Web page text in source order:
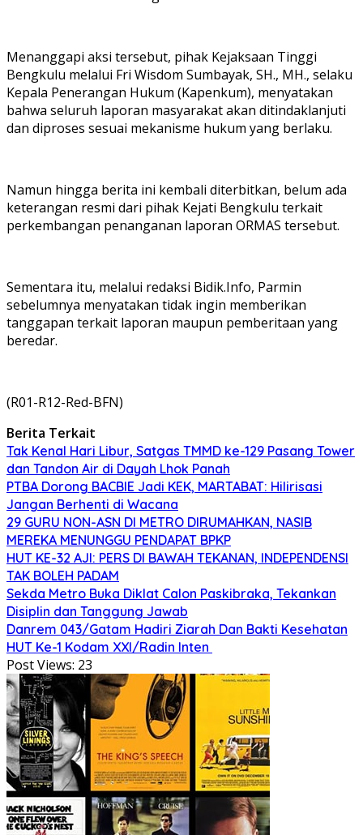
Menanggapi aksi tersebut, pihak Kejaksaan Tinggi
Bengkulu melalui Fri Wisdom Sumbayak, SH., MH., selaku
Kepala Penerangan Hukum (Kapenkum), menyatakan
bahwa seluruh laporan masyarakat akan ditindaklanjuti
dan diproses sesuai mekanisme hukum yang berlaku.
Namun hingga berita ini kembali diterbitkan, belum ada
keterangan resmi dari pihak Kejati Bengkulu terkait
perkembangan penanganan laporan ORMAS tersebut.
Sementara itu, melalui redaksi Bidik.Info, Parmin
sebelumnya menyatakan tidak ingin memberikan
tanggapan terkait laporan maupun pemberitaan yang
beredar.
(R01-R12-Red-BFN)
Berita Terkait
Tak Kenal Hari Libur, Satgas TMMD ke-129 Pasang Tower
dan Tandon Air di Dayah Lhok Panah
PTBA Dorong BACBIE Jadi KEK, MARTABAT: Hilirisasi
Jangan Berhenti di Wacana
29 GURU NON-ASN DI METRO DIRUMAHKAN, NASIB
MEREKA MENUNGGU PENDAPAT BPKP
HUT KE-32 AJI: PERS DI BAWAH TEKANAN, INDEPENDENSI
TAK BOLEH PADAM
Sekda Metro Buka Diklat Calon Paskibraka, Tekankan
Disiplin dan Tanggung Jawab
Danrem 043/Gatam Hadiri Ziarah Dan Bakti Kesehatan
HUT Ke-1 Kodam XXI/Radin Inten
Post Views: 23